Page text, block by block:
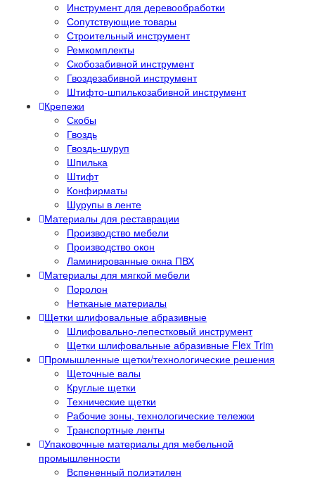
Инструмент для деревообработки
Сопутствующие товары
Строительный инструмент
Ремкомплекты
Скобозабивной инструмент
Гвоздезабивной инструмент
Штифто-шпилькозабивной инструмент
Крепежи
Скобы
Гвоздь
Гвоздь-шуруп
Шпилька
Штифт
Конфирматы
Шурупы в ленте
Материалы для реставрации
Производство мебели
Производство окон
Ламинированные окна ПВХ
Материалы для мягкой мебели
Поролон
Нетканые материалы
Щетки шлифовальные абразивные
Шлифовально-лепестковый инструмент
Щетки шлифовальные абразивные Flex Trim
Промышленные щетки/технологические решения
Щеточные валы
Круглые щетки
Технические щетки
Рабочие зоны, технологические тележки
Транспортные ленты
Упаковочные материалы для мебельной
промышленности
Вспененный полиэтилен